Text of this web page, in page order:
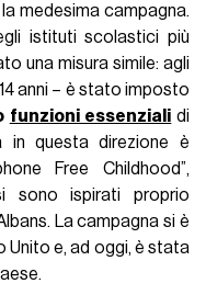
medesima campagna.
istituti scolastici più
una misura simile: agli
anni – è stato imposto
funzioni essenziali di
in questa direzione è
Free Childhood”,
sono ispirati proprio
La campagna si è
Unito e, ad oggi, è stata